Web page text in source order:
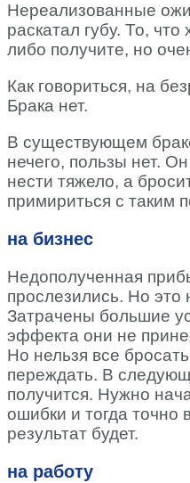
Нереализованные
раскатал губу. То,
либо получите, но
Как говориться, на
Брака нет.
В существующем
нечего, пользы нет.
нести тяжело, а
примириться с таким
на бизнес
Недополученная
прослезились. Но это
Затрачены большие
эффекта они не
Но нельзя все
переждать. В
получится. Нужно
ошибки и тогда точно
результат будет.
на работу